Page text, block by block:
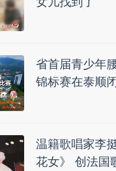
省首届青少年
锦标赛在泰顺
温籍歌唱家李
花女》 创法国